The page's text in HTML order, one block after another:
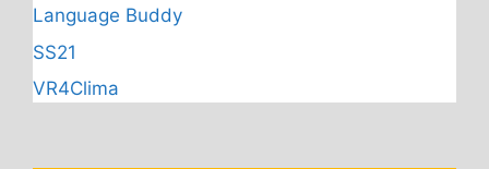
Language Buddy
SS21
VR4Clima